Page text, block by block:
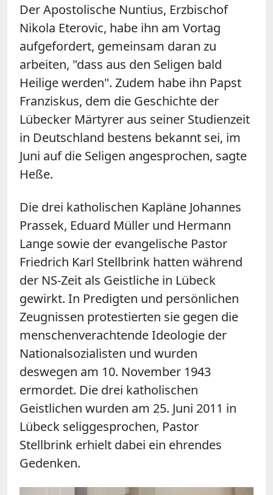
Der Apostolische Nuntius, Erzbischof
Nikola Eterovic, habe ihn am Vortag
aufgefordert, gemeinsam daran zu
arbeiten, "dass aus den Seligen bald
Heilige werden". Zudem habe ihn Papst
Franziskus, dem die Geschichte der
Lübecker Märtyrer aus seiner Studienzeit
in Deutschland bestens bekannt sei, im
Juni auf die Seligen angesprochen, sagte
Heße.
Die drei katholischen Kapläne Johannes
Prassek, Eduard Müller und Hermann
Lange sowie der evangelische Pastor
Friedrich Karl Stellbrink hatten während
der NS-Zeit als Geistliche in Lübeck
gewirkt. In Predigten und persönlichen
Zeugnissen protestierten sie gegen die
menschenverachtende Ideologie der
Nationalsozialisten und wurden
deswegen am 10. November 1943
ermordet. Die drei katholischen
Geistlichen wurden am 25. Juni 2011 in
Lübeck seliggesprochen, Pastor
Stellbrink erhielt dabei ein ehrendes
Gedenken.